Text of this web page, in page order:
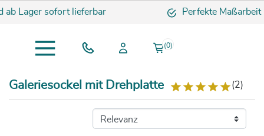
Lager sofort lieferbar Perfekte Maßarbeit
(0)
Galeriesockel mit Drehplatte (2)